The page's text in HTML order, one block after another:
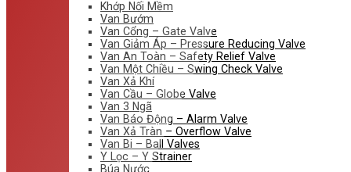
Khớp Nối Mềm
Van Bướm
Van Cổng – Gate Valve
Van Giảm Áp – Pressure Reducing Valve
Van An Toàn – Safety Relief Valve
Van Một Chiều – Swing Check Valve
Van Xả Khí
Van Cầu – Globe Valve
Van 3 Ngã
Van Báo Động – Alarm Valve
Van Xả Tràn – Overflow Valve
Van Bi – Ball Valves
Y Lọc – Y Strainer
Búa Nước